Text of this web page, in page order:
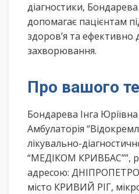
діагностики, Бондарева
допомагає пацієнтам
здоров’я та ефективно
захворювання.
Про вашого
Бондарева Інга
Амбулаторія
лікувально-
“МЕДІКОМ КРИВБАС””,
адресою:
місто КРИВИЙ РІГ,